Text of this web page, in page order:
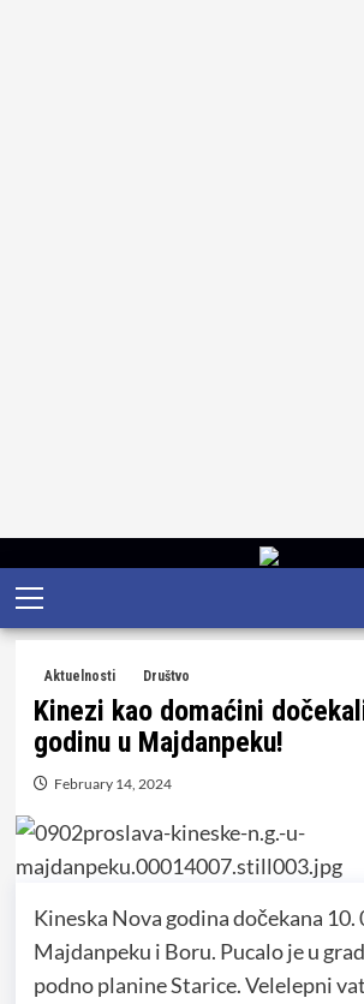
Skip
to
content
Primary
Menu
Aktuelnosti Društvo
Kinezi kao domaćini
godinu u Majdanpeku!
February 14, 2024
Kineska Nova godina dočekana 10.
Majdanpeku i Boru. Pucalo je u
podno planine Starice. Velelepni